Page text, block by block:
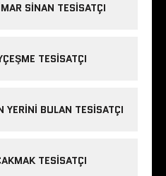
SINAN TESISATÇI
TESISATÇI
YERINI BULAN TESISATÇI
TESISATÇI